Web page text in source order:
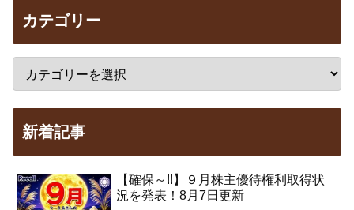
カテゴリー
新着記事
【確保～!!】９月株主優待権利取得状
況を発表！8月7日更新